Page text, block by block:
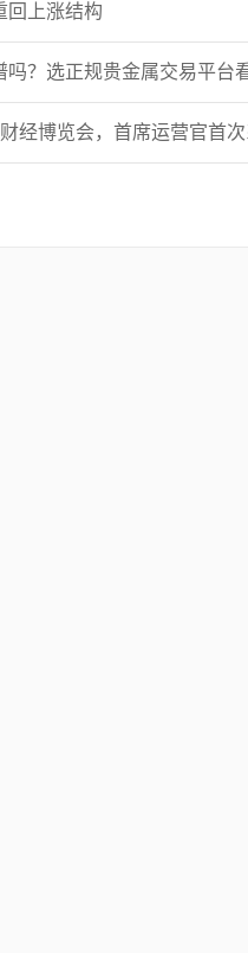
回上涨结构
吗？选正规贵金属交易平台
经博览会，首席运营官首